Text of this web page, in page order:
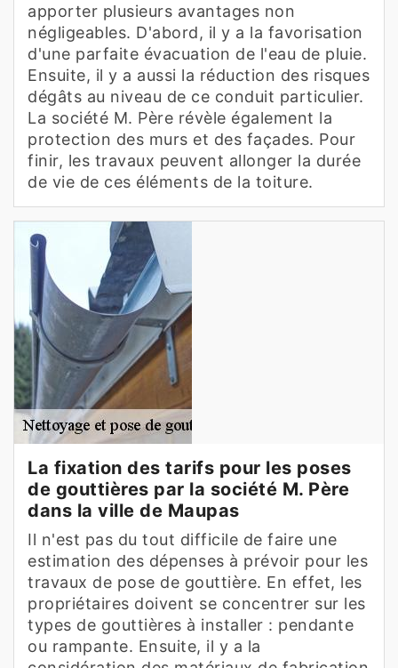
apporter plusieurs avantages non
négligeables. D'abord, il y a la favorisation
d'une parfaite évacuation de l'eau de pluie.
Ensuite, il y a aussi la réduction des risques
dégâts au niveau de ce conduit particulier.
La société M. Père révèle également la
protection des murs et des façades. Pour
finir, les travaux peuvent allonger la durée
de vie de ces éléments de la toiture.
La fixation des tarifs pour les poses
de gouttières par la société M. Père
dans la ville de Maupas
Il n'est pas du tout difficile de faire une
estimation des dépenses à prévoir pour les
travaux de pose de gouttière. En effet, les
propriétaires doivent se concentrer sur les
types de gouttières à installer : pendante
ou rampante. Ensuite, il y a la